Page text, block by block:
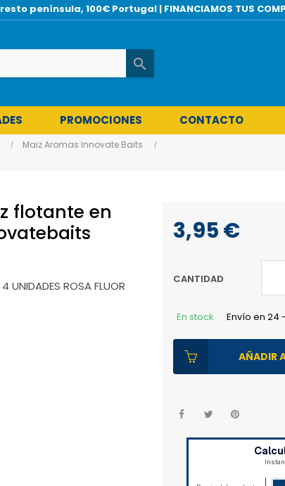
península, 100€ Portugal | FINANCIAMOS TUS
search
PROMOCIONES CONTACTO
Maiz Aromas Innovate Baits
flotante en
ROSA FLUOR
3,95 €
CANTIDAD
En stock Envío en 24
AÑADIR